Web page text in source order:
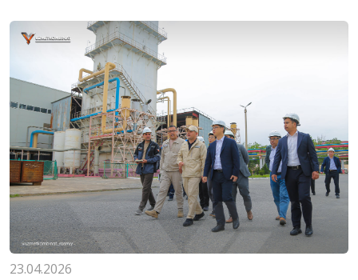
23.04.2026